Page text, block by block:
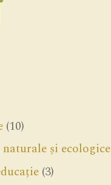
(10)
și ecologice
(3)